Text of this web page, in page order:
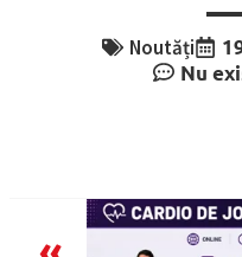
Noutăți
Nu
la imunocardiologia